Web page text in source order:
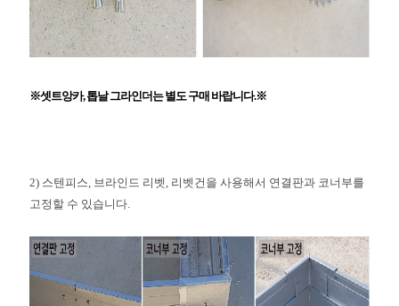
※셋트앙카, 톱날 그라인더는 별도 구매 바랍니다.※
2) 스텐피스, 브 라인드 리벳, 리벳건을 사용해서 연결판과 코너부를
고정할 수 있습니다.